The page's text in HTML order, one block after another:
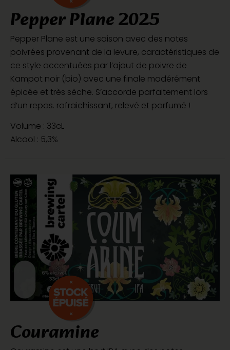
Pepper Plane 2025
Pepper Plane est une saison avec des notes
poivrées provenant de la levure, caractéristiques de
ce style accentuées par l’ajout de poivre de
Kampot noir (bio) avec une finale modérément
épicée et très sèche. S’accorde parfaitement lors
d’un repas. rafraichissant, relevé et parfumé !
Volume : 33cL
Alcool : 5,3%
Couramine